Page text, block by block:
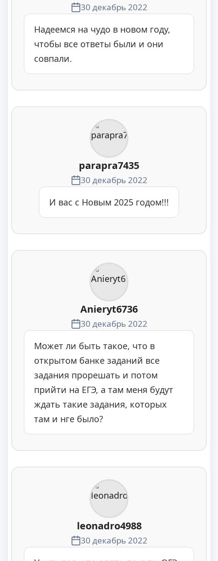
30 декабрь 2022
Надеемся на чудо в новом году,
чтобы все ответы были и они
совпали.
parapra7435
30 декабрь 2022
И вас с Новым 2025 годом!!!
Anieryt6736
30 декабрь 2022
Может ли быть такое, что в
открытом банке заданий все
задания прорешать и потом
прийти на ЕГЭ, а там меня будут
ждать такие задания, которых
там и нге было?
leonadro4988
30 декабрь 2022